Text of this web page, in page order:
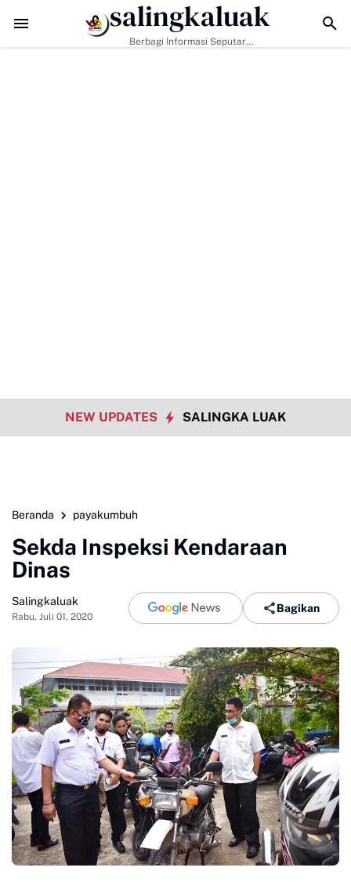
Bukan Hanya Tugas Pemerintah, H. Ilson Cong Dorong Keluarga
salingkaluak
Berbagi Informasi Seputar
NEW UPDATES SALINGKA LUAK
Beranda payakumbuh
Sekda Inspeksi Kendaraan
Dinas
Salingkaluak
Rabu, Juli 01, 2020
Bagikan